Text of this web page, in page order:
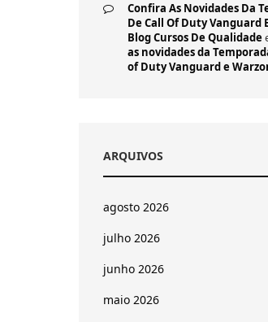
Confira As Novidades Da
De Call Of Duty Vanguard
Blog Cursos De Qualidade
as novidades da
of Duty Vanguard e
ARQUIVOS
agosto 2026
julho 2026
junho 2026
maio 2026